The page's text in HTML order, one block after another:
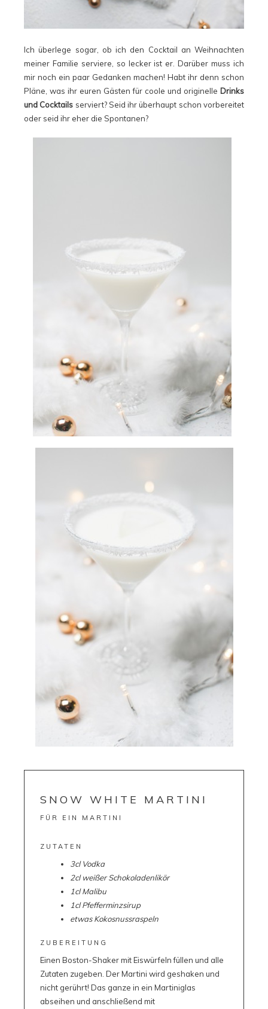
Ich überlege sogar, ob ich den Cocktail an Weihnachten
meiner Familie serviere, so lecker ist er. Darüber muss ich
mir noch ein paar Gedanken machen! Habt ihr denn schon
Pläne, was ihr euren Gästen für coole und originelle Drinks
und Cocktails serviert? Seid ihr überhaupt schon vorbereitet
oder seid ihr eher die Spontanen?
SNOW WHITE MARTINI
FÜR EIN MARTINI
ZUTATEN
3cl Vodka
2cl weißer Schokoladenlikör
1cl Malibu
1cl Pfefferminzsirup
etwas Kokosnussraspeln
ZUBEREITUNG
Einen Boston-Shaker mit Eiswürfeln füllen und alle
Zutaten zugeben. Der Martini wird geshaken und
nicht gerührt! Das ganze in ein Martiniglas
abseihen und anschließend mit